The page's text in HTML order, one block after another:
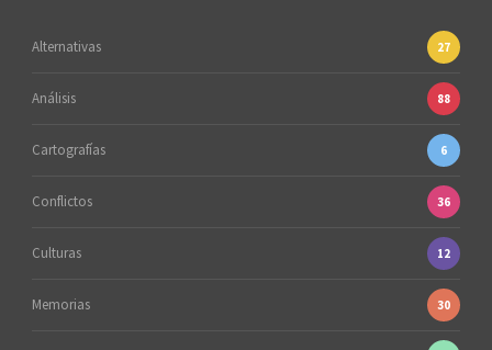
Alternativas 27
Análisis 88
Cartografías 6
Conflictos 36
Culturas 12
Memorias 30